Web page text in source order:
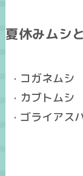
夏休みムシ
· コガネムシ
· カブトムシ
· ゴライアス